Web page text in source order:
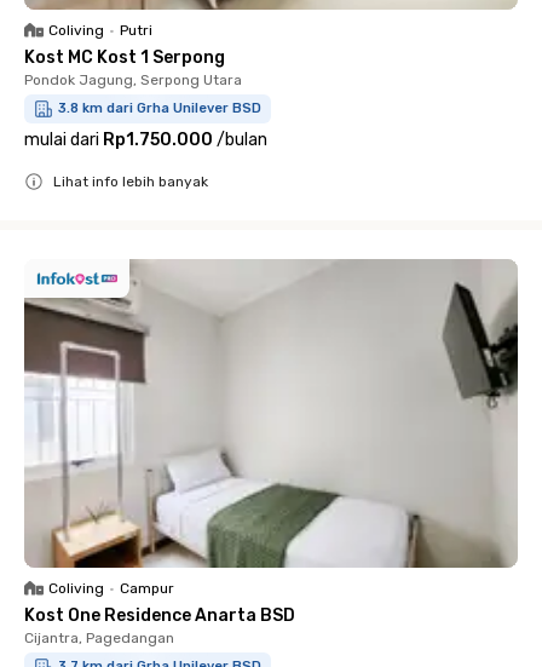
Coliving • Putri
Kost MC Kost 1 Serpong
Pondok Jagung, Serpong Utara
3.8 km dari Grha Unilever BSD
mulai dari Rp1.750.000 /bulan
Lihat info lebih banyak
Coliving • Campur
Kost One Residence Anarta BSD
Cijantra, Pagedangan